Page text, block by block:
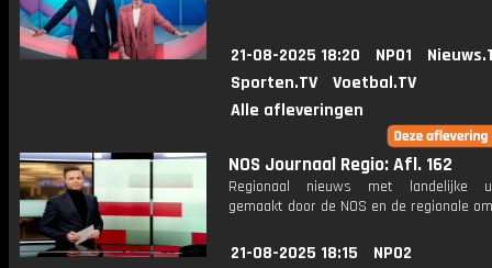
21-08-2025 18:20 NPO1
Sporten.TV
Voetbal.TV
Alle afleveringen
NOS Journaal Regio: Afl. 162
Regionaal nieuws met landelijke
gemaakt door de NOS en de regionale
21-08-2025 18:15
NPO2